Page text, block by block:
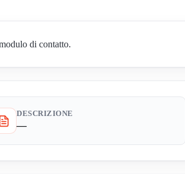
di contatto.
DESCRIZIONE
—